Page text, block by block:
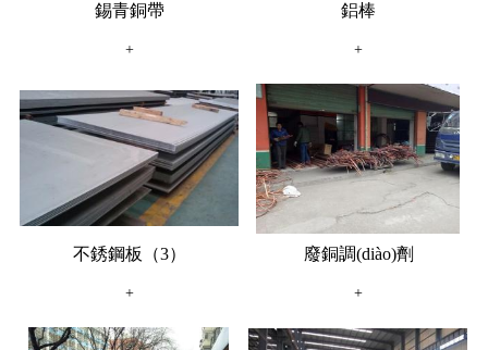
錫青銅帶
+
鋁棒
+
不銹鋼板（3）
+
廢銅調(diào)劑
+